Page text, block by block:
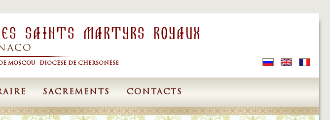
Saints Martyrs Royaux
MOSCOU DIOCÉSE DE CHERSONÉSE
SACREMENTS CONTACTS